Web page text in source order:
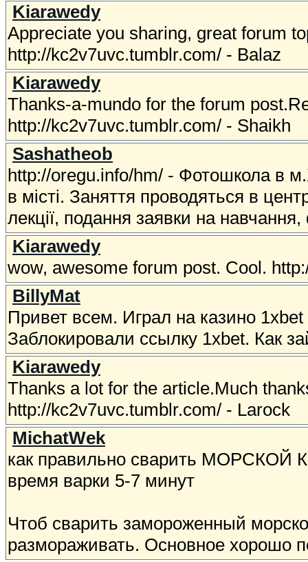
Kiarawedy
Appreciate you sharing, great forum
http://kc2v7uvc.tumblr.com/ - Balaz
Kiarawedy
Thanks-a-mundo for the forum
http://kc2v7uvc.tumblr.com/ - Shaikh
Sashatheob
http://oregu.info/hm/ - Фотошкола в
в місті. Заняття проводяться в
лекції, подання заявки на навчання,
Kiarawedy
wow, awesome forum post. Cool.
BillyMat
Привет всем. Играл на казино
Заблокировали ссылку 1xbet. Как
Kiarawedy
Thanks a lot for the article.Much
http://kc2v7uvc.tumblr.com/ - Larock
MichatWek
как правильно сварить МОРСКОЙ
время варки 5-7 минут
Чтоб сварить замороженный
размораживать. Основное хорошо